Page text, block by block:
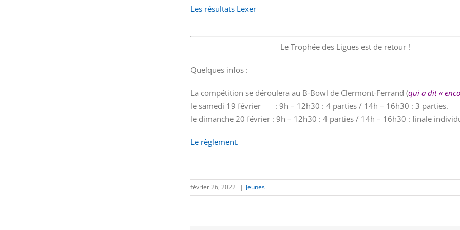
Les résultats Lexer
Le Trophée des Ligues est de retour !
Quelques infos :
La compétition se déroulera au B-Bowl de Clermont-Ferrand (qui a dit «
le samedi 19 février : 9h – 12h30 : 4 parties / 14h – 16h30 : 3 parties.
le dimanche 20 février : 9h – 12h30 : 4 parties / 14h – 16h30 : finale
Le règlement.
février 26, 2022 | Jeunes